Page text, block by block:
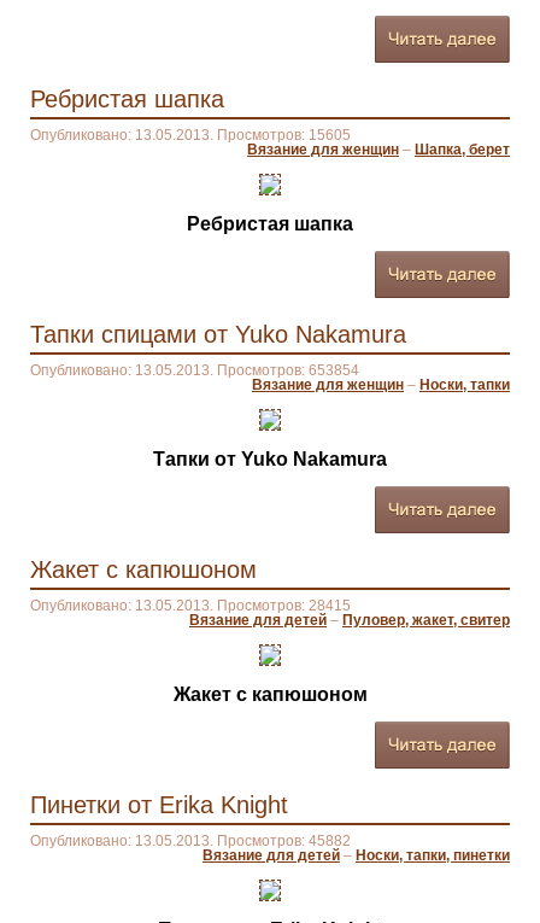
Ребристая шапка
Опубликовано: 13.05.2013. Просмотров: 15605
Вязание для женщин – Шапка, берет
Ребристая шапка
Тапки спицами от Yuko Nakamura
Опубликовано: 13.05.2013. Просмотров: 653854
Вязание для женщин – Носки, тапки
Тапки от Yuko Nakamura
Жакет с капюшоном
Опубликовано: 13.05.2013. Просмотров: 28415
Вязание для детей – Пуловер, жакет, свитер
Жакет с капюшоном
Пинетки от Erika Knight
Опубликовано: 13.05.2013. Просмотров: 45882
Вязание для детей – Носки, тапки, пинетки